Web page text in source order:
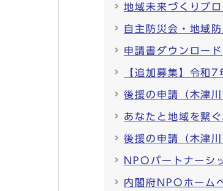
地域未来づくりプ
自主防災会・地域
申請書ダウンロード
【追加募集】令和
後援の申請（木津
あなたと地域を繋
後援の申請（木津川
NPOパートナーシ
内閣府NPOホーム